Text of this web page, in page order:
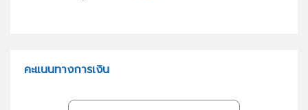
คะแนนทางการเงิน